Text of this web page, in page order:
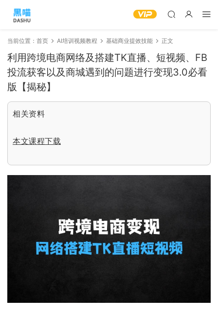
当前位置： 首页 AI培训视频教程 基础商业提效技能 正文
利用跨境电商网络及搭建TK直播、短视频、FB
投流获客以及商城遇到的问题进行变现3.0必看
版【揭秘】
相关资料
本文课程下载